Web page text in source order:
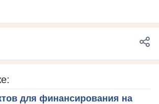
для финансирования на